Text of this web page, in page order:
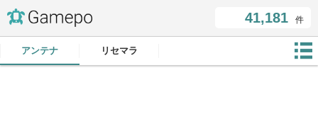
41,181 件
アンテナ リセマラ